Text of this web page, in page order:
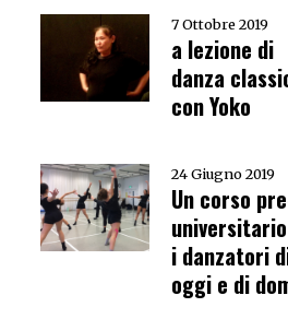
7 Ottobre 2019
a lezione di
danza
con Yoko
24 Giugno 2019
Un corso
i danzatori
oggi e di